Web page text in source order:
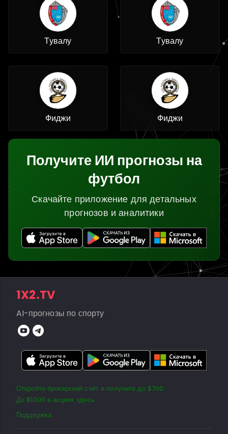
Тувалу Тувалу
Фиджи Фиджи
Получите ИИ прогнозы на
футбол
Скачайте приложение для детальных
прогнозов и аналитики
1X2.TV
AI-прогнозы по спорту
Откройте брокерский счёт и получите до $700
До $1000 в акциях здесь
Поддержка